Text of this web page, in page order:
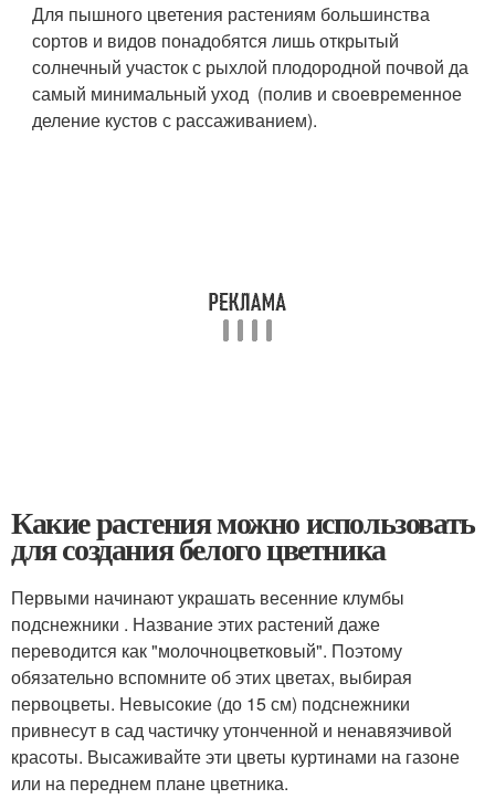
Для пышного цветения растениям большинства
сортов и видов понадобятся лишь открытый
солнечный участок с рыхлой плодородной почвой да
самый минимальный уход (полив и своевременное
деление кустов с рассаживанием).
Какие растения можно использовать
для создания белого цветника
Первыми начинают украшать весенние клумбы
подснежники . Название этих растений даже
переводится как "молочноцветковый". Поэтому
обязательно вспомните об этих цветах, выбирая
первоцветы. Невысокие (до 15 см) подснежники
привнесут в сад частичку утонченной и ненавязчивой
красоты. Высаживайте эти цветы куртинами на газоне
или на переднем плане цветника.